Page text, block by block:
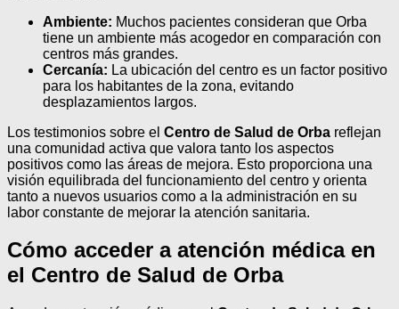
Ambiente: Muchos pacientes consideran que Orba
tiene un ambiente más acogedor en comparación con
centros más grandes.
Cercanía: La ubicación del centro es un factor positivo
para los habitantes de la zona, evitando
desplazamientos largos.
Los testimonios sobre el Centro de Salud de Orba reflejan
una comunidad activa que valora tanto los aspectos
positivos como las áreas de mejora. Esto proporciona una
visión equilibrada del funcionamiento del centro y orienta
tanto a nuevos usuarios como a la administración en su
labor constante de mejorar la atención sanitaria.
Cómo acceder a atención médica en
el Centro de Salud de Orba